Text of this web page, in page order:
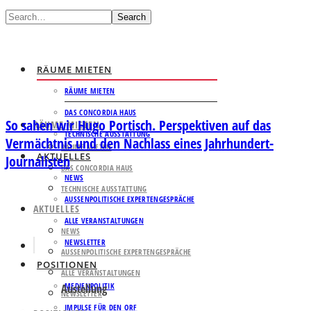
Search
RÄUME MIETEN
RÄUME MIETEN
DAS CONCORDIA HAUS
TECHNISCHE AUSSTATTUNG
AKTUELLES
NEWS
AUSSENPOLITISCHE EXPERTENGESPRÄCHE
ALLE VERANSTALTUNGEN
NEWSLETTER
POSITIONEN
MEDIENPOLITIK
IMPULSE FÜR DEN ORF
RÄUME MIETEN
RÄUME MIETEN
DAS CONCORDIA HAUS
TECHNISCHE AUSSTATTUNG
AKTUELLES
NEWS
AUSSENPOLITISCHE EXPERTENGESPRÄCHE
ALLE VERANSTALTUNGEN
NEWSLETTER
So sahen wir Hugo Portisch. Perspektiven auf das
Vermächtnis und den Nachlass eines Jahrhundert-
Journalisten
Austellung